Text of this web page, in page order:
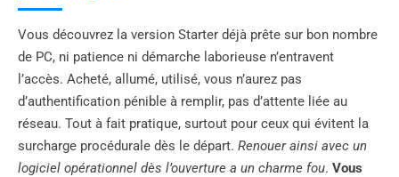
Vous découvrez la version Starter déjà prête sur bon nombre
de PC, ni patience ni démarche laborieuse n’entravent
l’accès. Acheté, allumé, utilisé, vous n’aurez pas
d’authentification pénible à remplir, pas d’attente liée au
réseau. Tout à fait pratique, surtout pour ceux qui évitent la
surcharge procédurale dès le départ. Renouer ainsi avec un
logiciel opérationnel dès l’ouverture a un charme fou. Vous